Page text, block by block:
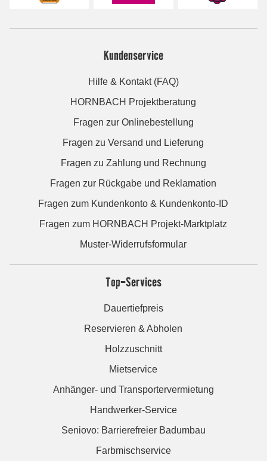
Kundenservice
Hilfe & Kontakt (FAQ)
HORNBACH Projektberatung
Fragen zur Onlinebestellung
Fragen zu Versand und Lieferung
Fragen zu Zahlung und Rechnung
Fragen zur Rückgabe und Reklamation
Fragen zum Kundenkonto & Kundenkonto-ID
Fragen zum HORNBACH Projekt-Marktplatz
Muster-Widerrufsformular
Top-Services
Dauertiefpreis
Reservieren & Abholen
Holzzuschnitt
Mietservice
Anhänger- und Transportervermietung
Handwerker-Service
Seniovo: Barrierefreier Badumbau
Farbmischservice